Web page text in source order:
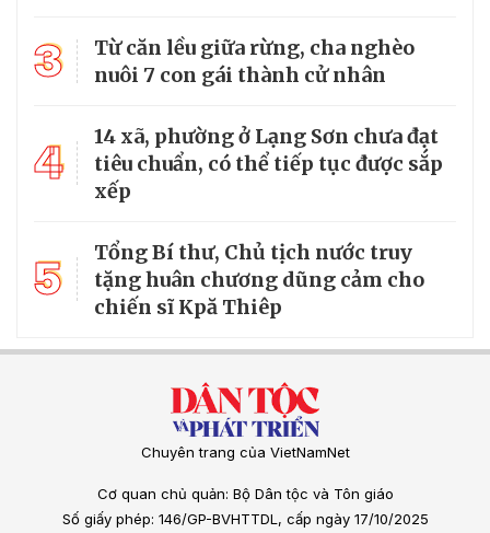
3
Từ căn lều giữa rừng, cha nghèo
nuôi 7 con gái thành cử nhân
4
14 xã, phường ở Lạng Sơn chưa đạt
tiêu chuẩn, có thể tiếp tục được sắp
xếp
5
Tổng Bí thư, Chủ tịch nước truy
tặng huân chương dũng cảm cho
chiến sĩ Kpă Thiêp
Chuyên trang của VietNamNet
Cơ quan chủ quản: Bộ Dân tộc và Tôn giáo
Số giấy phép: 146/GP-BVHTTDL, cấp ngày 17/10/2025